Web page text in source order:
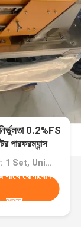
0.2%FS
পারফরম্যান্স
মূল্য：1st Tier: 1 Set, Unit Price USD 3.00 2nd Tier: 2-5 Sets, Unit Price USD 2.00 3rd Tier: Over 5 Sets, Unit Price USD 1.00
সাথে যোগাযোগ
করুন